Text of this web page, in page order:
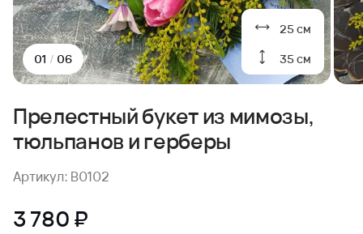
25 см
35 см
01 / 06
Прелестный букет из мимозы,
тюльпанов и герберы
Артикул: B0102
3 780 ₽